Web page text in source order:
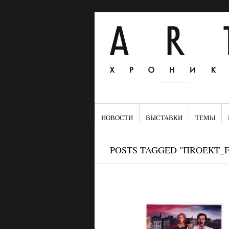
НОВОСТИ ВЫСТАВКИ ТЕМЫ
POSTS TAGGED